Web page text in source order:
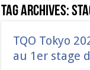
Tag Archives:
TQO Tokyo
au 1er stage